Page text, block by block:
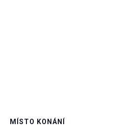
MÍSTO KONÁNÍ